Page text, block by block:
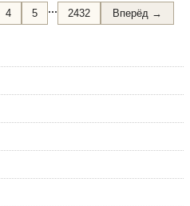
4 5 ... 2432 Вперёд →